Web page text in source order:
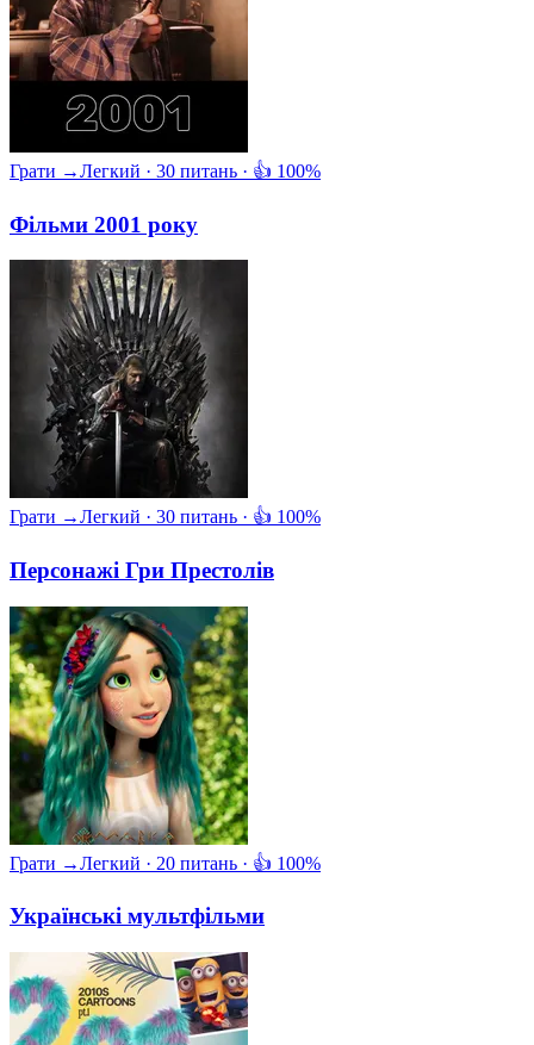
Грати →Легкий · 30 питань · 👍 100%
Фільми 2001 року
Грати →Легкий · 30 питань · 👍 100%
Персонажі Гри Престолів
Грати →Легкий · 20 питань · 👍 100%
Українські мультфільми